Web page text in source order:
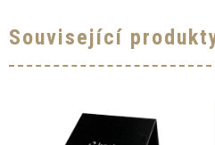
Související